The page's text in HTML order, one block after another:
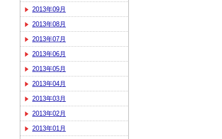
2013年09月
2013年08月
2013年07月
2013年06月
2013年05月
2013年04月
2013年03月
2013年02月
2013年01月